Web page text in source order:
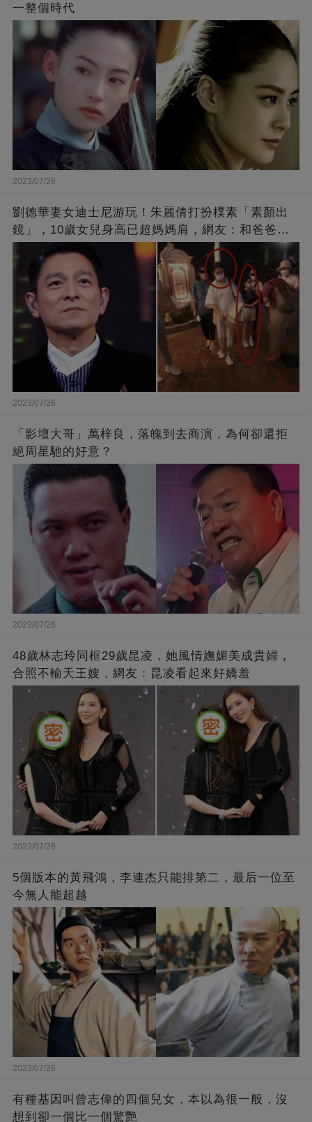
一整個時代
2023/07/26
劉德華妻女迪士尼游玩！朱麗倩打扮樸素「素顏出
鏡」，10歲女兒身高已超媽媽肩，網友：和爸爸劉
德華長相十分相似
2023/07/26
「影壇大哥」萬梓良，落魄到去商演，為何卻還拒
絕周星馳的好意？
2023/07/26
48歲林志玲同框29歲昆凌，她風情嫵媚美成貴婦，
合照不輸天王嫂，網友：昆凌看起來好嬌羞
2023/07/26
5個版本的黃飛鴻，李連杰只能排第二，最后一位至
今無人能超越
2023/07/26
有種基因叫曾志偉的四個兒女，本以為很一般，沒
想到卻一個比一個驚艷